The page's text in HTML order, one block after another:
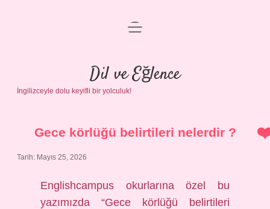
Anasayfa
Gizlilik Politikası
Yasal Uyarı
menüyü
Dil ve Eğlence
İngilizceyle dolu keyifli bir yolculuk!
Gece körlüğü belirtileri nelerdir ?
Tarih: Mayıs 25, 2026
Englishcampus okurlarına özel bu
yazımızda “Gece körlüğü belirtileri